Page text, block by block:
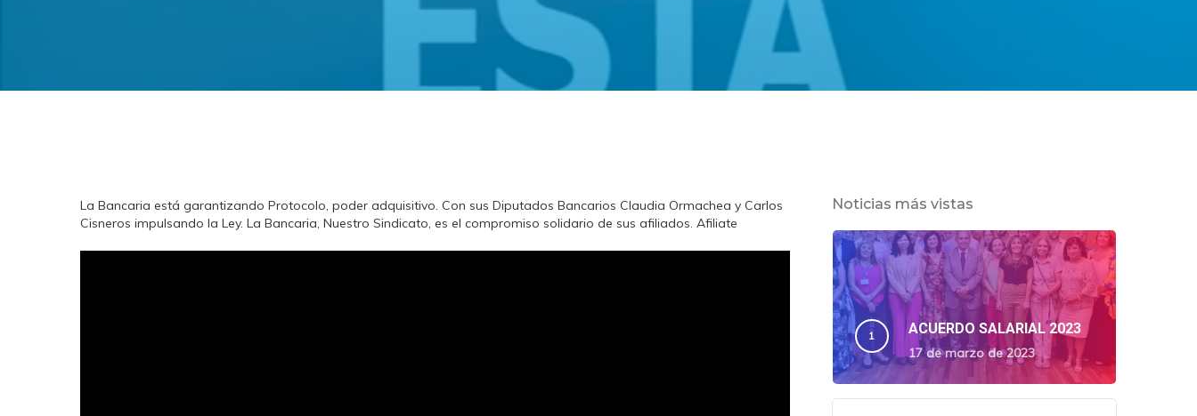
La Bancaria está garantizando Protocolo, poder adquisitivo. Con sus Diputados Bancarios Claudia Ormachea y Carlos
Cisneros impulsando la Ley. La Bancaria, Nuestro Sindicato, es el compromiso solidario de sus afiliados. Afiliate
Noticias más vistas
ACUERDO SALARIAL 2023
17 de marzo de 2023